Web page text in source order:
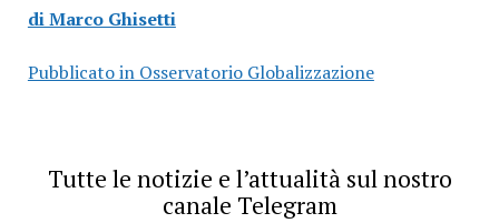
di Marco Ghisetti
Pubblicato in Osservatorio Globalizzazione
Tutte le notizie e l’attualità sul nostro
canale Telegram